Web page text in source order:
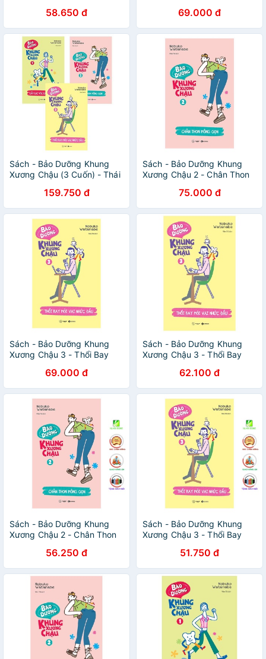
58.650 đ 69.000 đ
Sách - Bảo Dưỡng Khung
Xương Chậu (3 Cuốn) - Thái
159.750 đ
Sách - Bảo Dưỡng Khung
Xương Chậu 2 - Chân Thon
75.000 đ
Sách - Bảo Dưỡng Khung
Xương Chậu 3 - Thổi Bay
69.000 đ
Sách - Bảo Dưỡng Khung
Xương Chậu 3 - Thổi Bay
62.100 đ
Sách - Bảo Dưỡng Khung
Xương Chậu 2 - Chân Thon
56.250 đ
Sách - Bảo Dưỡng Khung
Xương Chậu 3 - Thổi Bay
51.750 đ